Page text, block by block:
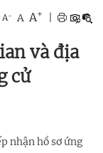
A- A A+
và địa
cử
nhận hồ sơ ứng